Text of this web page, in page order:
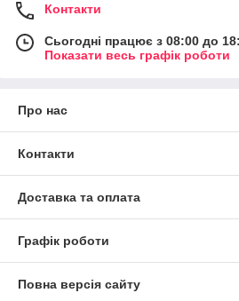
Контакти
Сьогодні працює з 08:00 до
Показати весь графік роботи
Про нас
Контакти
Доставка та оплата
Графік роботи
Повна версія сайту